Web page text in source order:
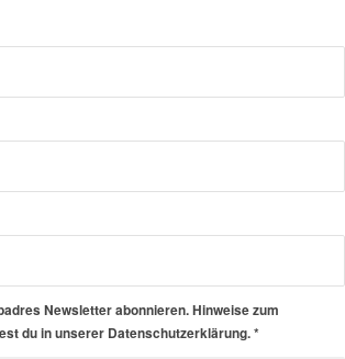
Newsletter abonnieren. Hinweise zum
du in unserer Datenschutzerklärung.*